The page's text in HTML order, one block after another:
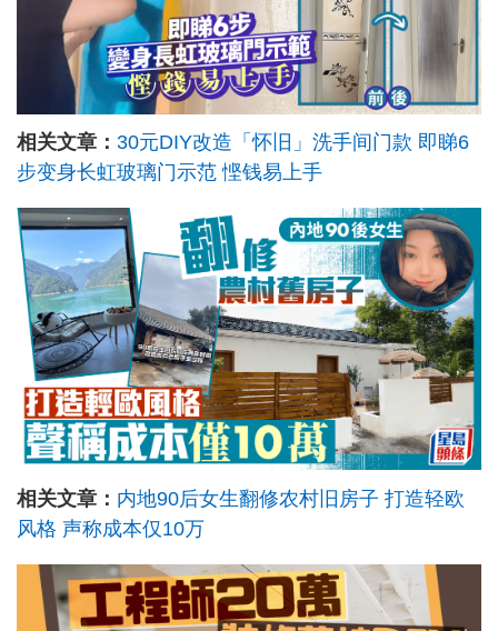
相关文章： 30元DIY改造「怀旧」洗手间门款 即睇6
步变身长虹玻璃门示范 悭钱易上手
相关文章： 内地90后女生翻修农村旧房子 打造轻欧
风格 声称成本仅10万